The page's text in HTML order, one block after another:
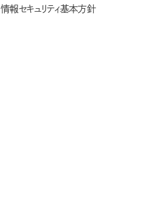
情報セキュリティ基本方針